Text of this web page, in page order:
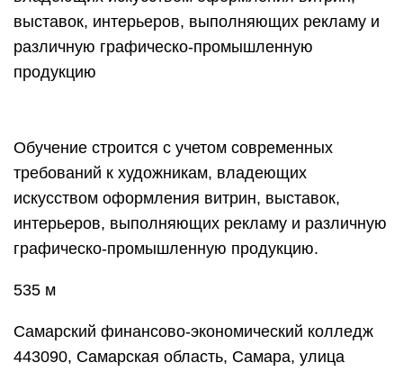
выставок, интерьеров, выполняющих рекламу и
различную графическо-промышленную
продукцию
Обучение строится с учетом современных
требований к художникам, владеющих
искусством оформления витрин, выставок,
интерьеров, выполняющих рекламу и различную
графическо-промышленную продукцию.
535 м
Самарский финансово-экономический колледж
443090, Самарская область, Самара, улица